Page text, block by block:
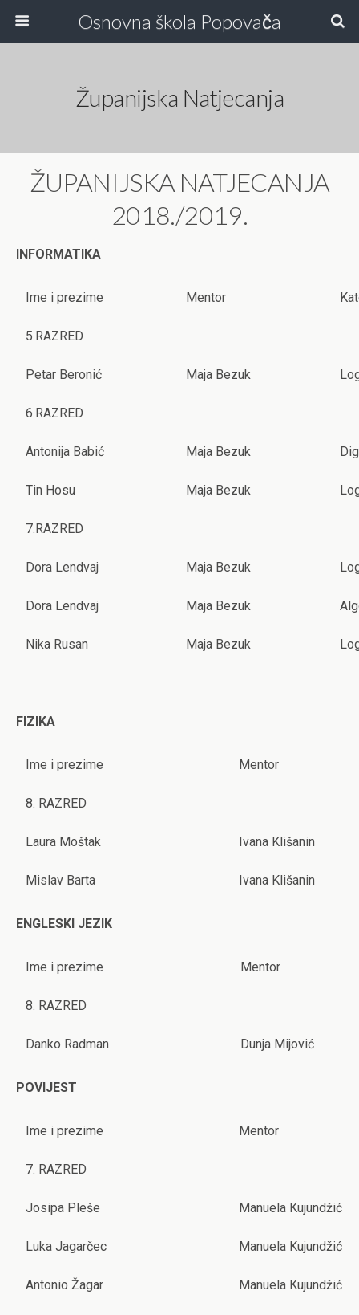
Osnovna škola Popovača
Županijska Natjecanja
ŽUPANIJSKA NATJECANJA
2018./2019.
INFORMATIKA
Ime i prezime Mentor
5.RAZRED
Petar Beronić Maja Bezuk
6.RAZRED
Antonija Babić Maja Bezuk
Tin Hosu Maja Bezuk
7.RAZRED
Dora Lendvaj Maja Bezuk
Dora Lendvaj Maja Bezuk
Nika Rusan Maja Bezuk
FIZIKA
Ime i prezime Mentor
8. RAZRED
Laura Moštak Ivana Klišanin
Mislav Barta Ivana Klišanin
ENGLESKI JEZIK
Ime i prezime Mentor
8. RAZRED
Danko Radman Dunja Mijović
POVIJEST
Ime i prezime Mentor
7. RAZRED
Josipa Pleše Manuela Kujundžić
Luka Jagarčec Manuela Kujundžić
Antonio Žagar Manuela Kujundžić